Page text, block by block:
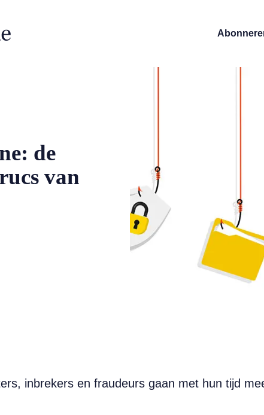
de
van
inbrekers en fraudeurs gaan met hun tijd